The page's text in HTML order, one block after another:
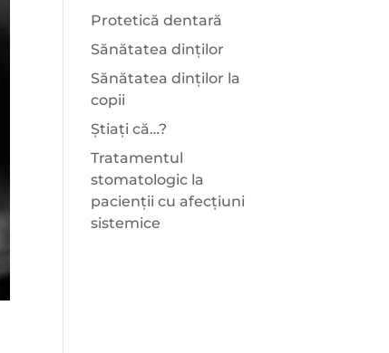
Protetică dentară
Sănătatea dinților
Sănătatea dinților la
copii
Știați că…?
Tratamentul
stomatologic la
pacienții cu afecțiuni
sistemice